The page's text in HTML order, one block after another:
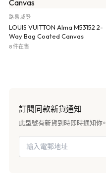
路易威登
LOUIS VUITTON Alma M53152 2-
Way Bag Coated Canvas
8 件在售
訂閱同款新貨通知
此型號有新貨到時即時通知你。